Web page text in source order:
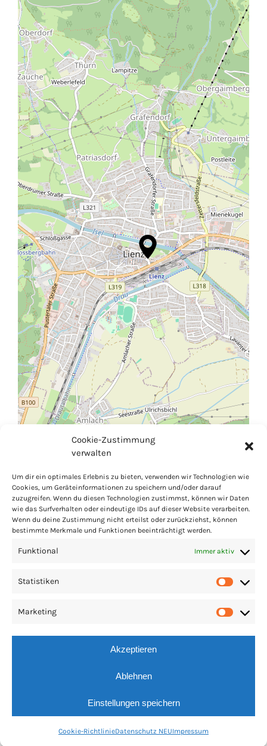
Cookie-Zustimmung
verwalten
Um dir ein optimales Erlebnis zu bieten, verwenden wir Technologien wie
Cookies, um Geräteinformationen zu speichern und/oder darauf
zuzugreifen. Wenn du diesen Technologien zustimmst, können wir Daten
wie das Surfverhalten oder eindeutige IDs auf dieser Website verarbeiten.
Wenn du deine Zustimmung nicht erteilst oder zurückziehst, können
bestimmte Merkmale und Funktionen beeinträchtigt werden.
Funktional Immer aktiv
Statistiken
Marketing
Akzeptieren
Ablehnen
Einstellungen speichern
Cookie-RichtlinieDatenschutz NEUImpressum